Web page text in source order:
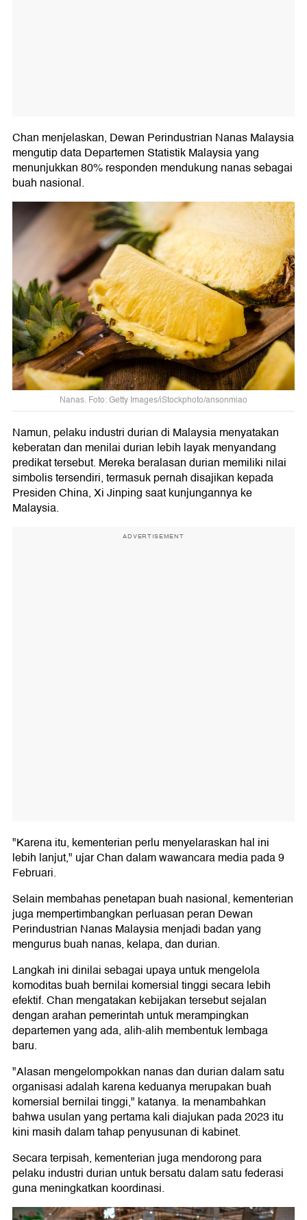
Chan menjelaskan, Dewan Perindustrian Nanas Malaysia
mengutip data Departemen Statistik Malaysia yang
menunjukkan 80% responden mendukung nanas sebagai
buah nasional.
Nanas. Foto: Getty Images/iStockphoto/ansonmiao
Namun, pelaku industri durian di Malaysia menyatakan
keberatan dan menilai durian lebih layak menyandang
predikat tersebut. Mereka beralasan durian memiliki nilai
simbolis tersendiri, termasuk pernah disajikan kepada
Presiden China, Xi Jinping saat kunjungannya ke
Malaysia.
ADVERTISEMENT
"Karena itu, kementerian perlu menyelaraskan hal ini
lebih lanjut," ujar Chan dalam wawancara media pada 9
Februari.
Selain membahas penetapan buah nasional, kementerian
juga mempertimbangkan perluasan peran Dewan
Perindustrian Nanas Malaysia menjadi badan yang
mengurus buah nanas, kelapa, dan durian.
Langkah ini dinilai sebagai upaya untuk mengelola
komoditas buah bernilai komersial tinggi secara lebih
efektif. Chan mengatakan kebijakan tersebut sejalan
dengan arahan pemerintah untuk merampingkan
departemen yang ada, alih-alih membentuk lembaga
baru.
"Alasan mengelompokkan nanas dan durian dalam satu
organisasi adalah karena keduanya merupakan buah
komersial bernilai tinggi," katanya. Ia menambahkan
bahwa usulan yang pertama kali diajukan pada 2023 itu
kini masih dalam tahap penyusunan di kabinet.
Secara terpisah, kementerian juga mendorong para
pelaku industri durian untuk bersatu dalam satu federasi
guna meningkatkan koordinasi.